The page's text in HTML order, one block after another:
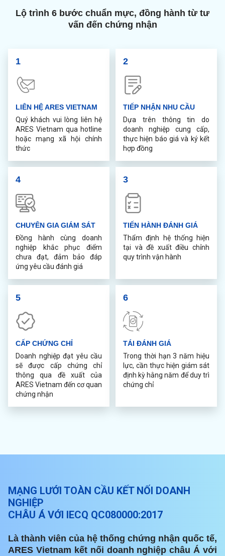
Lộ trình 6 bước chuẩn mực, đồng hành từ tư
vấn đến chứng nhận
1
LIÊN HỆ ARES VIETNAM
Quý khách vui lòng liên hệ
ARES Vietnam qua hotline
hoặc mạng xã hội chính
thức
2
TIẾP NHẬN NHU CẦU
Dựa trên thông tin do
doanh nghiệp cung cấp,
thực hiện báo giá và ký kết
hợp đồng
3
TIẾN HÀNH ĐÁNH GIÁ
Thẩm định hệ thống hiện
tại và đề xuất điều chỉnh
quy trình vận hành
4
CHUYÊN GIA GIÁM SÁT
Đồng hành cùng doanh
nghiệp khắc phục điểm
chưa đạt, đảm bảo đáp
ứng yêu cầu đánh giá
5
CẤP CHỨNG CHỈ
Doanh nghiệp đạt yêu cầu
sẽ được cấp chứng chỉ
thông qua đề xuất của
ARES Vietnam đến cơ quan
chứng nhận
6
TÁI ĐÁNH GIÁ
Trong thời hạn 3 năm hiệu
lực, cần thực hiện giám sát
định kỳ hằng năm để duy trì
chứng chỉ
MẠNG LƯỚI TOÀN CẦU KẾT NỐI DOANH
NGHIỆP
CHÂU Á VỚI IECQ QC080000:2017
Là thành viên của hệ thống chứng nhận quốc tế,
ARES Vietnam kết nối doanh nghiệp châu Á với